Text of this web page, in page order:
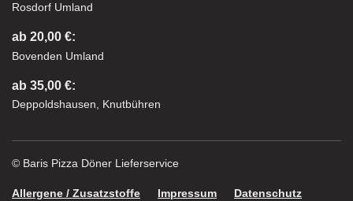
Rosdorf Umland
ab 20,00 €:
Bovenden Umland
ab 35,00 €:
Deppoldshausen, Knutbühren
© Baris Pizza Döner Lieferservice
Allergene / Zusatzstoffe Impressum Datenschutz